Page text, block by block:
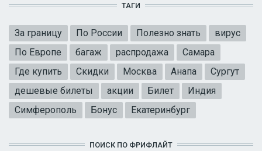
ТАГИ
За границу По России Полезно знать
вирус
По Европе
багаж распродажа
Самара
Где купить
Скидки Москва Анапа
Сургут
дешевые билеты
акции Билет
Индия
Симферополь
Бонус Екатеринбург
ПОИСК ПО ФРИФЛАЙТ